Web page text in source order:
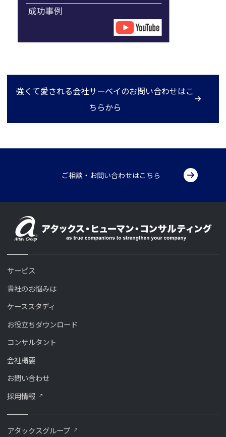
強くて愛される会社サーベイのお問い合わせはこ
ちらから
ご相談・お問い合わせはこちら
サービス
貴社のお悩みは
ケーススタディ
お役立ちダウンロード
コンサルタント
会社概要
お問い合わせ
採用情報
アタックスグループ